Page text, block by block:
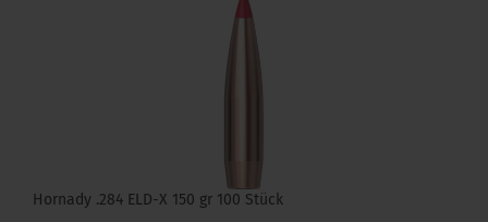
Hornady .284 ELD-X 150 gr 100 Stück